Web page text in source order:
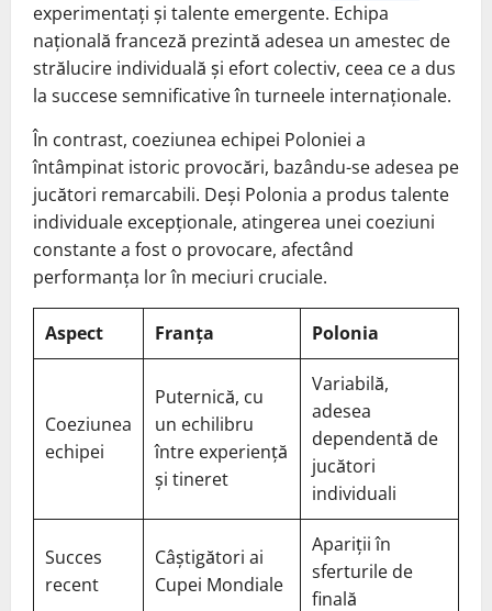
experimentați și talente emergente. Echipa
națională franceză prezintă adesea un amestec de
strălucire individuală și efort colectiv, ceea ce a dus
la succese semnificative în turneele internaționale.
În contrast, coeziunea echipei Poloniei a
întâmpinat istoric provocări, bazându-se adesea pe
jucători remarcabili. Deși Polonia a produs talente
individuale excepționale, atingerea unei coeziuni
constante a fost o provocare, afectând
performanța lor în meciuri cruciale.
Aspect Franța Polonia
Coeziunea
echipei
Puternică, cu
un echilibru
între experiență
și tineret
Variabilă,
adesea
dependentă de
jucători
individuali
Succes
recent
Câștigători ai
Cupei Mondiale
Apariții în
sferturile de
finală